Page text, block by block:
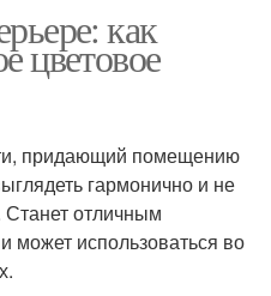
как
цветовое
придающий помещению
гармонично и не
Станет отличным
может использоваться во